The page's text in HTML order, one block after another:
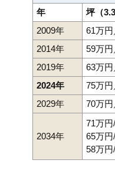
年
坪（
2009年
61万
2014年
59万
2019年
63万
2024年
75万
2029年
70万
2034年
71万円
65万円
58万円